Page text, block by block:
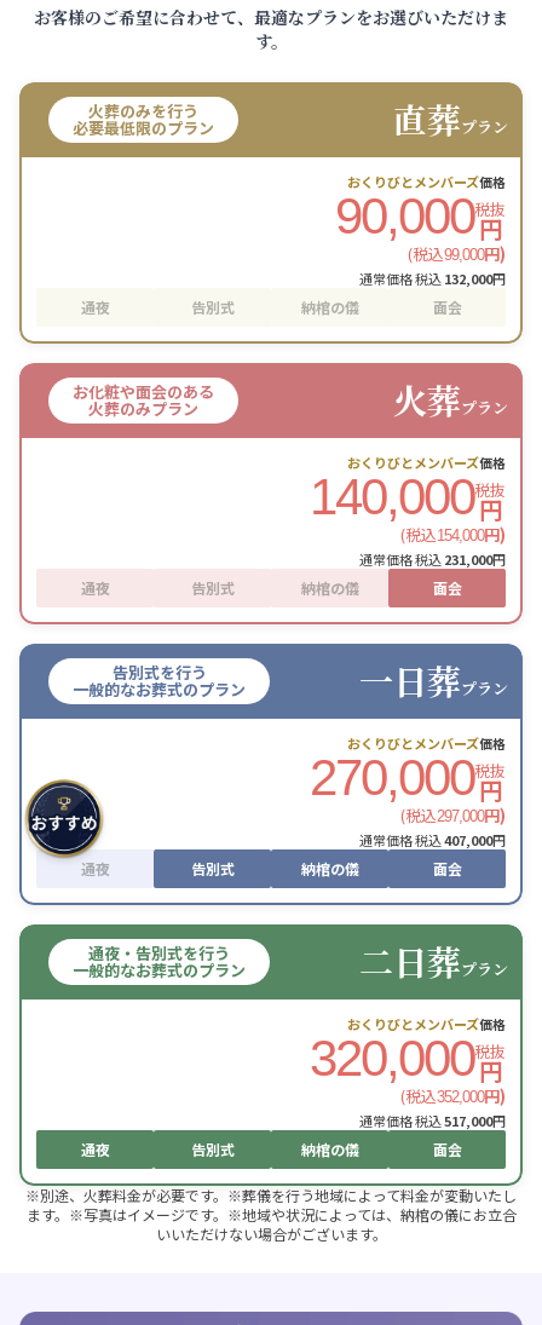
お客様のご希望に合わせて、最適なプランをお選びいただけま
す。
火葬のみを行う
必要最低限のプラン 直葬プラン
おくりびとメンバーズ価格
90,000税抜
円
(税込99,000円)
通常価格 税込132,000円
通夜 告別式 納棺の儀 面会
お化粧や面会のある
火葬のみプラン 火葬プラン
おくりびとメンバーズ価格
140,000税抜
円
(税込154,000円)
通常価格 税込231,000円
通夜 告別式 納棺の儀 面会
告別式を行う
一般的なお葬式のプラン 一日葬プラン
おくりびとメンバーズ価格
270,000税抜
円
(税込297,000円)
通常価格 税込407,000円
通夜 告別式 納棺の儀 面会
通夜・告別式を行う
一般的なお葬式のプラン 二日葬プラン
おくりびとメンバーズ価格
320,000税抜
円
(税込352,000円)
通常価格 税込517,000円
通夜 告別式 納棺の儀 面会
※別途、火葬料金が必要です。※葬儀を行う地域によって料金が変動いたし
ます。※写真はイメージです。※地域や状況によっては、納棺の儀にお立合
いいただけない場合がございます。